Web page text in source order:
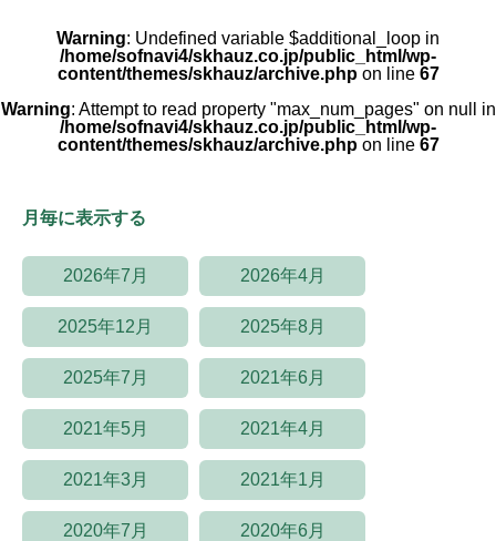
Warning: Undefined variable $additional_loop in
/home/sofnavi4/skhauz.co.jp/public_html/wp-
content/themes/skhauz/archive.phpon line 67
Warning: Attempt to read property "max_num_pages" on null in
/home/sofnavi4/skhauz.co.jp/public_html/wp-
content/themes/skhauz/archive.phpon line 67
月毎に表示する
2026年7月 2026年4月
2025年12月 2025年8月
2025年7月 2021年6月
2021年5月 2021年4月
2021年3月 2021年1月
2020年7月 2020年6月